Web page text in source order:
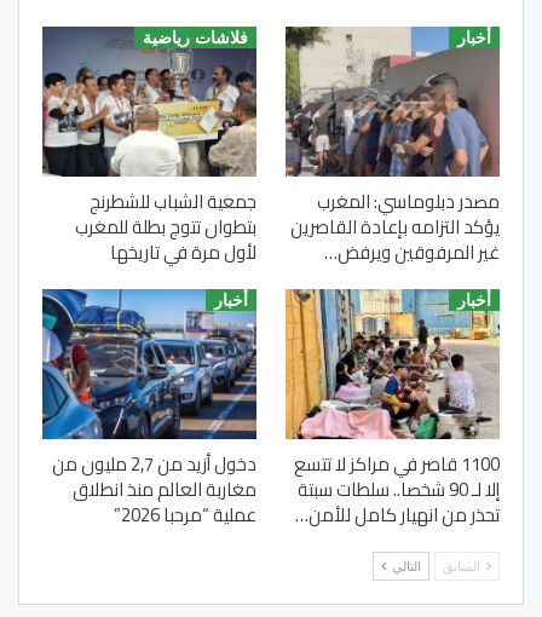
أخبار
مصدر دبلوماسي: المغرب
يؤكد التزامه بإعادة القاصرين
غير المرفوقين ويرفض…
فلاشات رياضية
جمعية الشباب للشطرنج
بتطوان تتوج بطلة للمغرب
لأول مرة في تاريخها
أخبار
1100 قاصر في مراكز لا تتسع
إلا لـ 90 شخصا.. سلطات سبتة
تحذر من انهيار كامل للأمن…
أخبار
دخول أزيد من 2,7 مليون من
مغاربة العالم منذ انطلاق
عملية “مرحبا 2026”
السابق التالي